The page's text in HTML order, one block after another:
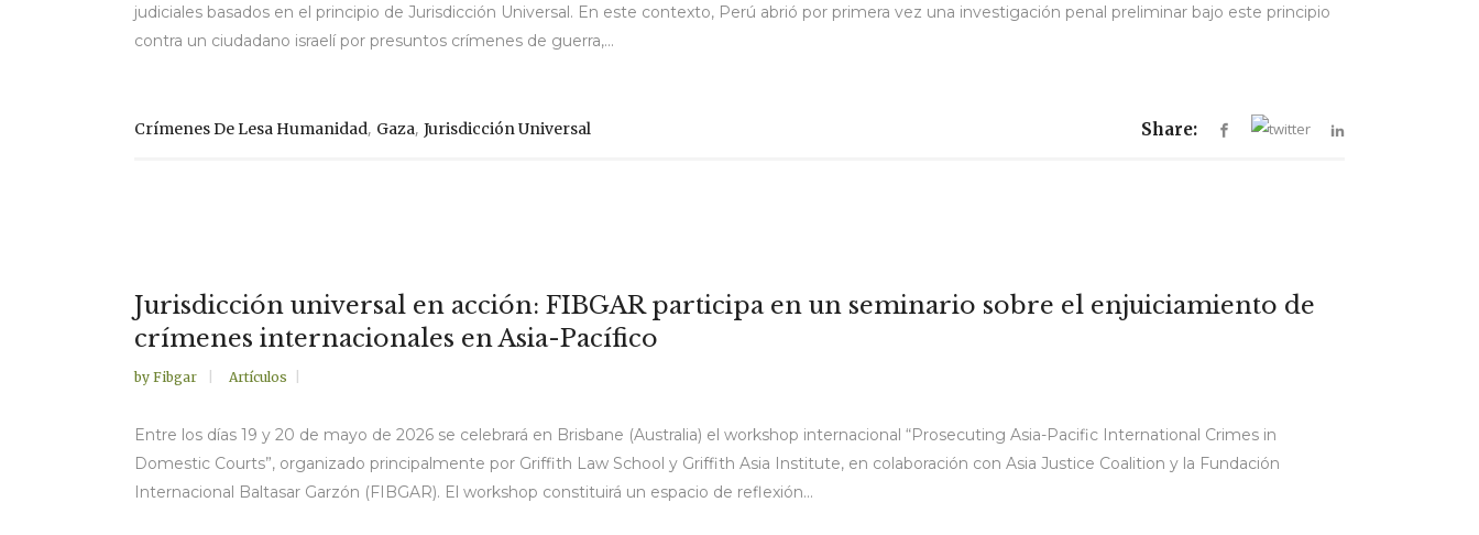
judiciales basados en el principio de Jurisdicción Universal. En este contexto, Perú abrió por primera vez una investigación penal preliminar bajo este principio
contra un ciudadano israelí por presuntos crímenes de guerra,...
Crímenes De Lesa Humanidad, Gaza, Jurisdicción Universal Share:
Jurisdicción universal en acción: FIBGAR participa en un seminario sobre el enjuiciamiento de
crímenes internacionales en Asia-Pacífico
by Fibgar Artículos
Entre los días 19 y 20 de mayo de 2026 se celebrará en Brisbane (Australia) el workshop internacional “Prosecuting Asia-Pacific International Crimes in
Domestic Courts”, organizado principalmente por Griffith Law School y Griffith Asia Institute, en colaboración con Asia Justice Coalition y la Fundación
Internacional Baltasar Garzón (FIBGAR). El workshop constituirá un espacio de reflexión...